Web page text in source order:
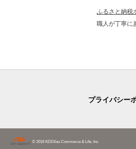
ふるさと納税
職人が丁寧に
プライバシー
© 2016 KDDI/au Commerce & Life, Inc.